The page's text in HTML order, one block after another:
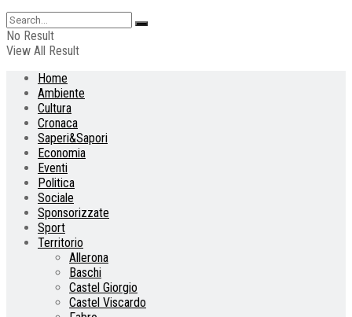
No Result
View All Result
Home
Ambiente
Cultura
Cronaca
Saperi&Sapori
Economia
Eventi
Politica
Sociale
Sponsorizzate
Sport
Territorio
Allerona
Baschi
Castel Giorgio
Castel Viscardo